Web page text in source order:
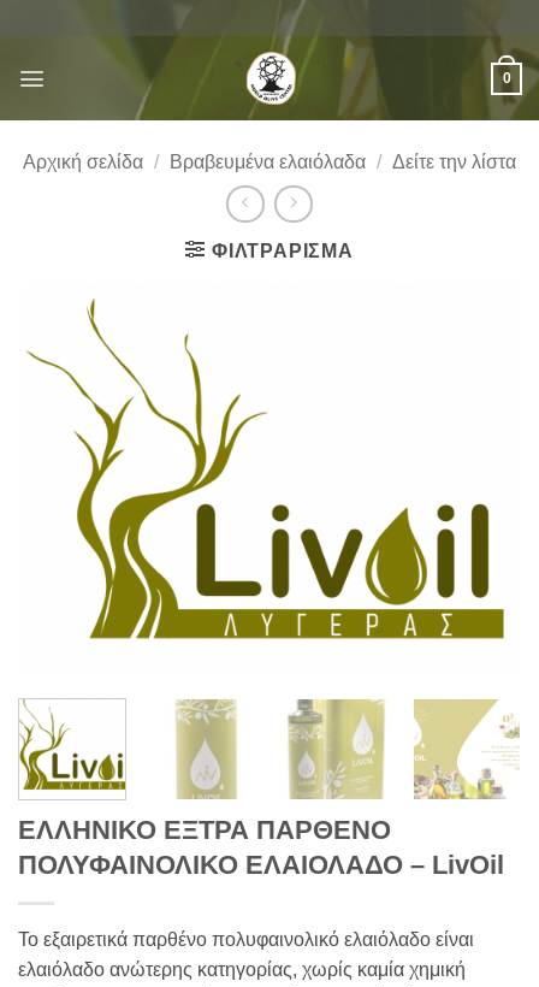
περιεχόμενο
0
Αρχική σελίδα / Βραβευμένα ελαιόλαδα / Δείτε την λίστα
ΦΙΛΤΡΆΡΙΣΜΑ
ΕΛΛΗΝΙΚΟ ΕΞΤΡΑ ΠΑΡΘΕΝΟ
ΠΟΛΥΦΑΙΝΟΛΙΚΟ ΕΛΑΙΟΛΑΔΟ – LivOil
Το εξαιρετικά παρθένο πολυφαινολικό ελαιόλαδο είναι
ελαιόλαδο ανώτερης κατηγορίας, χωρίς καμία χημική